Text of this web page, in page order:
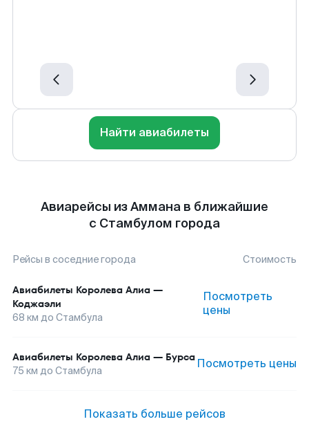
Найти авиабилеты
Авиарейсы из Аммана в ближайшие
с Стамбулом города
Рейсы в соседние города Стоимость
Авиабилеты Королева Алиа —
Коджаэли
68 км до Стамбула
Посмотреть
цены
Авиабилеты Королева Алиа — Бурса
75 км до Стамбула Посмотреть цены
Показать больше рейсов